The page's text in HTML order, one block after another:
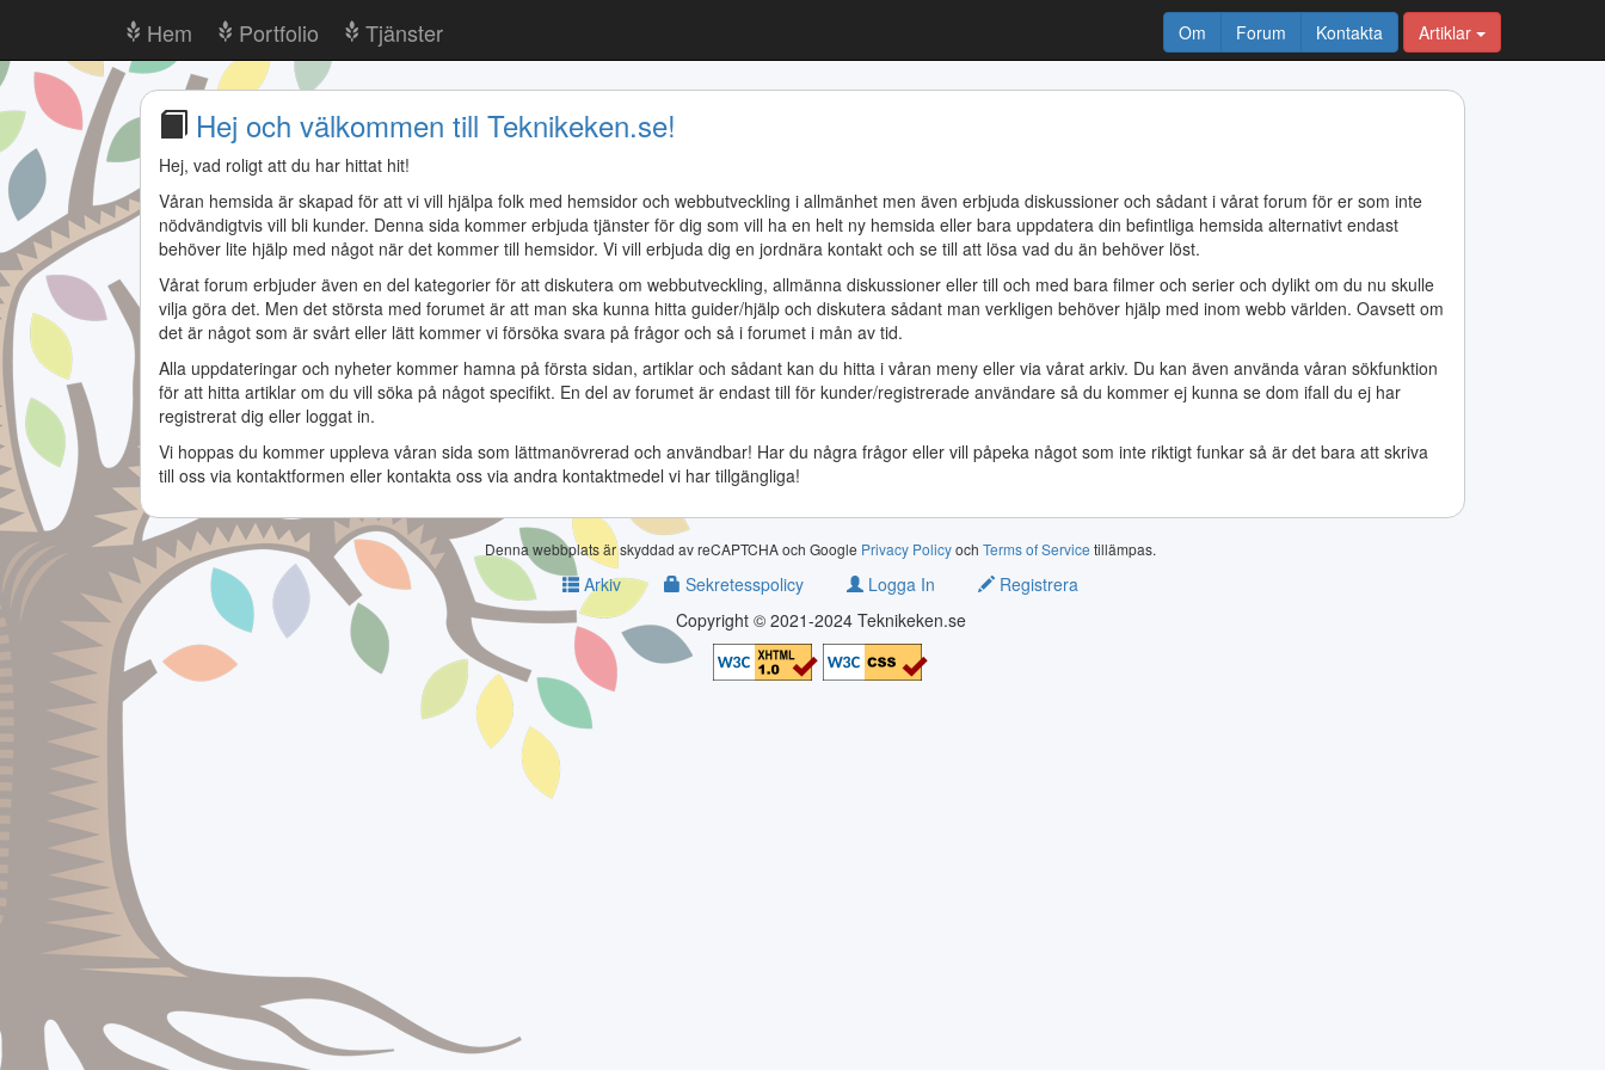
Hem Portfolio Tjänster Om Forum Kontakta Artiklar
Hej och välkommen till Teknikeken.se!
Hej, vad roligt att du har hittat hit!
Våran hemsida är skapad för att vi vill hjälpa folk med hemsidor och webbutveckling i allmänhet men även erbjuda diskussioner och sådant i vårat forum för er som inte
nödvändigtvis vill bli kunder. Denna sida kommer erbjuda tjänster för dig som vill ha en helt ny hemsida eller bara uppdatera din befintliga hemsida alternativt endast
behöver lite hjälp med något när det kommer till hemsidor. Vi vill erbjuda dig en jordnära kontakt och se till att lösa vad du än behöver löst.
Vårat forum erbjuder även en del kategorier för att diskutera om webbutveckling, allmänna diskussioner eller till och med bara filmer och serier och dylikt om du nu skulle
vilja göra det. Men det största med forumet är att man ska kunna hitta guider/hjälp och diskutera sådant man verkligen behöver hjälp med inom webb världen. Oavsett om
det är något som är svårt eller lätt kommer vi försöka svara på frågor och så i forumet i mån av tid.
Alla uppdateringar och nyheter kommer hamna på första sidan, artiklar och sådant kan du hitta i våran meny eller via vårat arkiv. Du kan även använda våran sökfunktion
för att hitta artiklar om du vill söka på något specifikt. En del av forumet är endast till för kunder/registrerade användare så du kommer ej kunna se dom ifall du ej har
registrerat dig eller loggat in.
Vi hoppas du kommer uppleva våran sida som lättmanövrerad och användbar! Har du några frågor eller vill påpeka något som inte riktigt funkar så är det bara att skriva
till oss via kontaktformen eller kontakta oss via andra kontaktmedel vi har tillgängliga!
Denna webbplats är skyddad av reCAPTCHA och Google Privacy Policyoch Terms of Service tillämpas.
Arkiv Sekretesspolicy Logga In
Registrera
Copyright © 2021-2024 Teknikeken.se